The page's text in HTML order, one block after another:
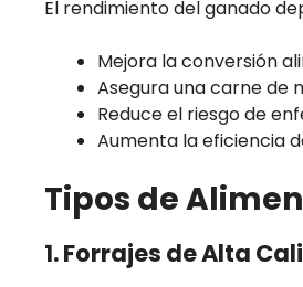
El rendimiento del ganado
Mejora la conversión
Asegura una carne de
Reduce el riesgo de
Aumenta la eficiencia
Tipos de
1. Forrajes de Alta